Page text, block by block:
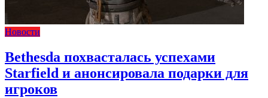
Новости
Bethesda похвасталась успехами
Starfield и анонсировала подарки для
игроков